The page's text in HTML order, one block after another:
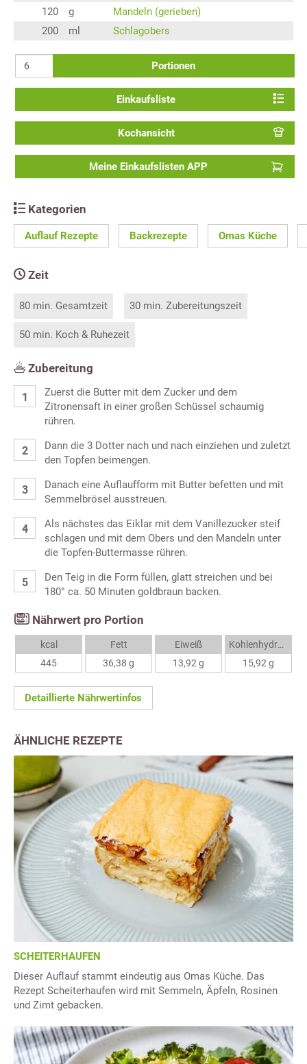
120
g
Mandeln (gerieben)
200
ml Schlagobers
Portionen
Einkaufsliste
Kochansicht
Meine Einkaufslisten APP
Kategorien
Auflauf Rezepte Backrezepte Omas Küche
Zeit
80 min. Gesamtzeit 30 min. Zubereitungszeit
50 min. Koch & Ruhezeit
Zubereitung
Zuerst die Butter mit dem Zucker und dem
Zitronensaft in einer großen Schüssel schaumig
rühren.
Dann die 3 Dotter nach und nach einziehen und zuletzt
den Topfen beimengen.
Danach eine Auflaufform mit Butter befetten und mit
Semmelbrösel ausstreuen.
Als nächstes das Eiklar mit dem Vanillezucker steif
schlagen und mit dem Obers und den Mandeln unter
die Topfen-Buttermasse rühren.
Den Teig in die Form füllen, glatt streichen und bei
180° ca. 50 Minuten goldbraun backen.
Nährwert pro Portion
kcal
445
Fett
36,38 g
Eiweiß
13,92 g
Kohlenhydrate
15,92 g
Detaillierte Nährwertinfos
ÄHNLICHE REZEPTE
SCHEITERHAUFEN
Dieser Auflauf stammt eindeutig aus Omas Küche. Das
Rezept Scheiterhaufen wird mit Semmeln, Äpfeln, Rosinen
und Zimt gebacken.